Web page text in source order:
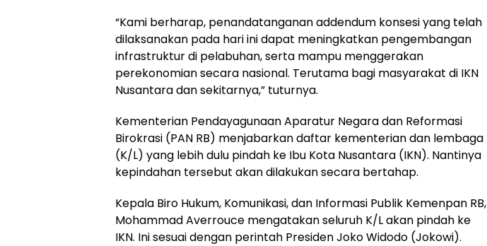
“Kami berharap, penandatanganan addendum konsesi yang telah
dilaksanakan pada hari ini dapat meningkatkan pengembangan
infrastruktur di pelabuhan, serta mampu menggerakan
perekonomian secara nasional. Terutama bagi masyarakat di IKN
Nusantara dan sekitarnya,” tuturnya.
Kementerian Pendayagunaan Aparatur Negara dan Reformasi
Birokrasi (PAN RB) menjabarkan daftar kementerian dan lembaga
(K/L) yang lebih dulu pindah ke Ibu Kota Nusantara (IKN). Nantinya
kepindahan tersebut akan dilakukan secara bertahap.
Kepala Biro Hukum, Komunikasi, dan Informasi Publik Kemenpan RB,
Mohammad Averrouce mengatakan seluruh K/L akan pindah ke
IKN. Ini sesuai dengan perintah Presiden Joko Widodo (Jokowi).